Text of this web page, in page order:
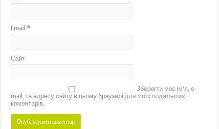
Email*
Сайт
Зберегти моє ім'я, e-
mail, та адресу сайту в цьому браузері для моїх подальших
коментарів.